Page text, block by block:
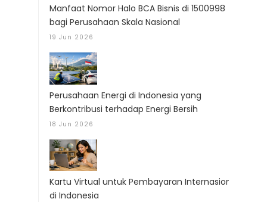
Manfaat Nomor Halo BCA Bisnis di 1500998
bagi Perusahaan Skala Nasional
19 Jun 2026
Perusahaan Energi di Indonesia yang
Berkontribusi terhadap Energi Bersih
18 Jun 2026
Kartu Virtual untuk Pembayaran Internasional
di Indonesia